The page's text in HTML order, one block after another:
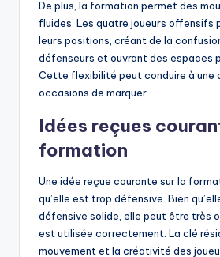
De plus, la formation permet des
fluides. Les quatre joueurs offensifs
leurs positions, créant de la
défenseurs et ouvrant des espaces
Cette flexibilité peut conduire à une
occasions de marquer.
Idées reçues
formation
Une idée reçue courante sur la
qu’elle est trop défensive. Bien
défensive solide, elle peut être très
est utilisée correctement. La clé
mouvement et la créativité des